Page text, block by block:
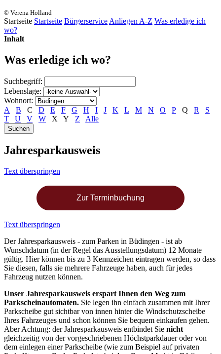
© Verena Holland
Startseite Startseite Bürgerservice Anliegen A-Z Was erledige ich
wo?
Inhalt
Was erledige ich wo?
Suchbegriff:
Lebenslage:
Wohnort:
A
B C D E F G H I J K L M N O P Q R
S
T
U V W X Y Z Alle
Jahresparkausweis
Text überspringen
Zur Terminbuchung
Text überspringen
Der Jahresparkausweis - zum Parken in Büdingen - ist ab
Wunschdatum (in der Regel das Ausstellungsdatum) 12 Monate
gültig. Hier können bis zu 3 Kennzeichen eintragen werden, so dass
Sie diesen, falls sie mehrere Fahrzeuge haben, auch für jedes
Fahrzeug nutzen können.
Unser Jahresparkausweis erspart Ihnen den Weg zum
Parkscheinautomaten. Sie legen ihn einfach zusammen mit Ihrer
Parkscheibe gut sichtbar von innen hinter die Windschutzscheibe
Ihres Fahrzeuges und schon können Sie bequem einkaufen gehen.
Aber Achtung: der Jahresparkausweis entbindet Sie nicht
gleichzeitig von der vorgeschriebenen Höchstparkdauer oder von
dem einlegen einer Parkscheibe (wie zum Beispiel auf privaten